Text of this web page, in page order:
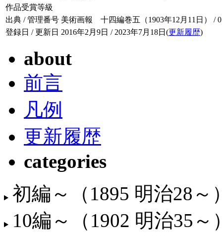
作品受賞等級
出典 / 管理番号 美術画報 十四編巻五（1903年12月11日） /
登録日 / 更新日 2016年2月9日 / 2023年7月18日(更新履歴)
about
前言
凡例
更新履歴
categories
初編～（1895 明治28～
10編～（1902 明治35～